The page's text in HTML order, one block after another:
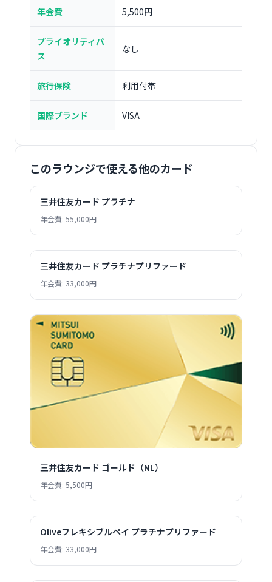
年会費 5,500円
プライオリティパ
ス
なし
旅行保険 利用付帯
国際ブランド VISA
このラウンジで使える他のカード
三井住友カード プラチナ
年会費: 55,000円
三井住友カード プラチナプリファード
年会費: 33,000円
三井住友カード ゴールド（NL）
年会費: 5,500円
Oliveフレキシブルペイ プラチナプリファード
年会費: 33,000円